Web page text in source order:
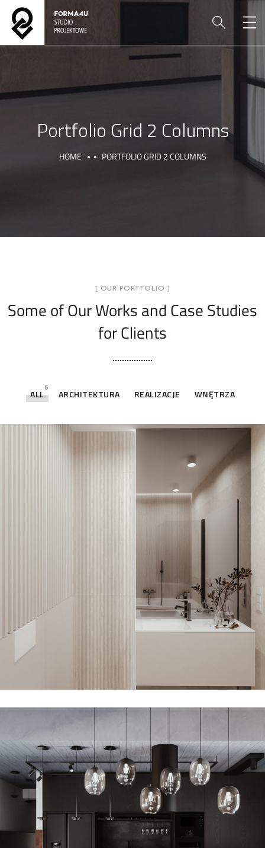
Portfolio Grid 2 Columns
HOME PORTFOLIO GRID 2 COLUMNS
[ OUR PORTFOLIO ]
Some of Our Worksand Case Studies
for Clients
ALL
6
ARCHITEKTURA REALIZACJE WNĘTRZA
Beżowy Minimalizm w Łazience we
WNĘTRZA
Feel the Black w Domu pod Krakowem